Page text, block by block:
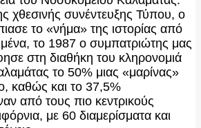
χθεσινής συνέντευξης Τύπου, ο
το «νήμα» της ιστορίας από
το 1987 ο συμπατριώτης μας
στη διαθήκη του κληρονομιά
το 50% μιας «μαρίνας»
καθώς και το 37,5%
από τους πιο κεντρικούς
με 60 διαμερίσματα και